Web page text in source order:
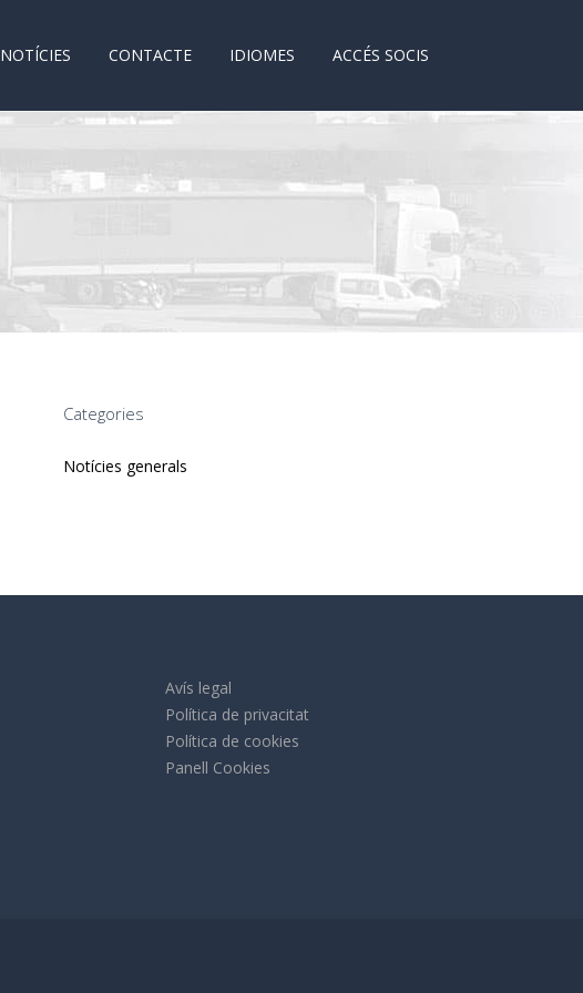
NOTÍCIES CONTACTE IDIOMES ACCÉS SOCIS
Categories
Notícies generals
Avís legal
Política de privacitat
Política de cookies
Panell Cookies